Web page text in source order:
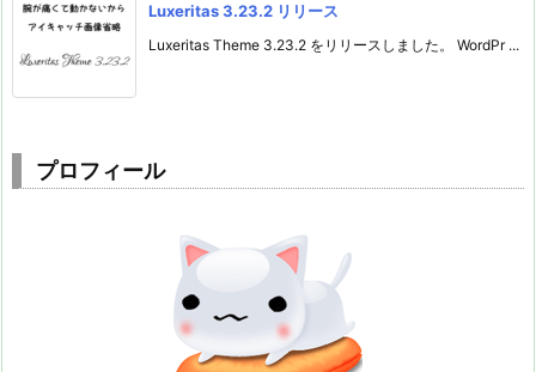
Luxeritas 3.23.2 リリース
Luxeritas Theme 3.23.2 をリリースしました。 WordPr ...
プロフィール